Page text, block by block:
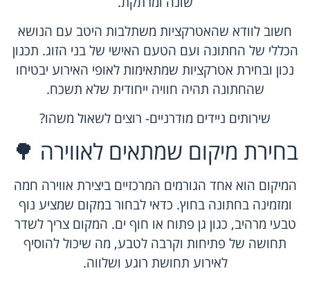
חשוב לוודא שהאטרקציות משתלבות היטב עם הנושא
הכללי של החתונה ועם הטעם האישי של בני הזוג. תכנון
נכון ובחירת אטרקציות שמתאימות לאופי האירוע יבטיחו
שהחתונה תהיה חוויה ייחודית שלא תשכח.
שירותים ניידים מודרניים- רוצים לשאול משהו?
בחירת מיקום שמתאים לאווירה 🌳
המיקום הוא אחד הגורמים המרכזיים ביצירת אווירה חמה
ומזמינה בחתונה בחוץ. כדאי לבחור במקום שמציע נוף
טבעי מרהיב, כגון גן פתוח או חוף ים. המקום צריך לשדר
תחושה של פתיחות וקרבה לטבע, מה שיכול להוסיף
לאירוע תחושת רוגע ושלווה.